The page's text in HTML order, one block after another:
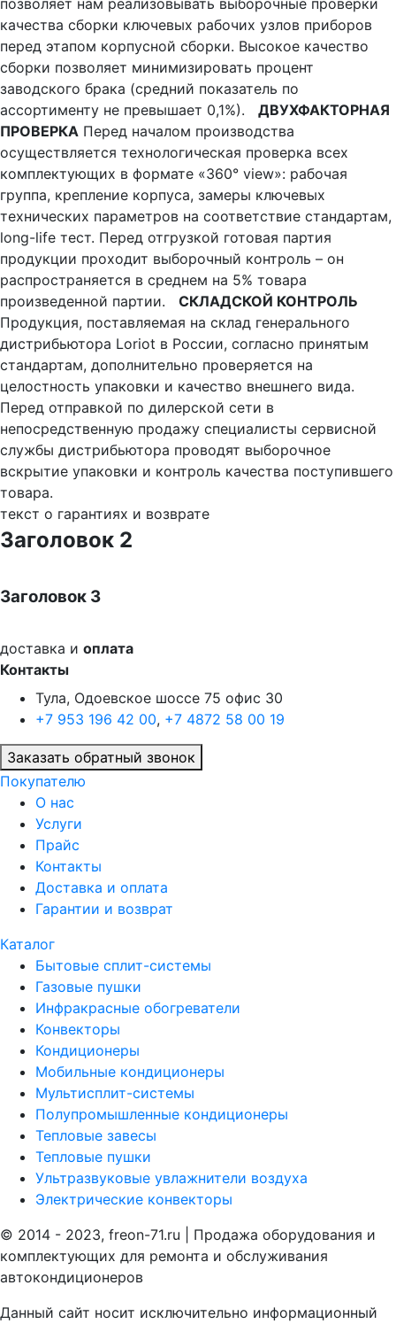
позволяет нам реализовывать выборочные проверки
качества сборки ключевых рабочих узлов приборов
перед этапом корпусной сборки. Высокое качество
сборки позволяет минимизировать процент
заводского брака (средний показатель по
ассортименту не превышает 0,1%). ДВУХФАКТОРНАЯ
ПРОВЕРКА Перед началом производства
осуществляется технологическая проверка всех
комплектующих в формате «360° view»: рабочая
группа, крепление корпуса, замеры ключевых
технических параметров на соответствие стандартам,
long-life тест. Перед отгрузкой готовая партия
продукции проходит выборочный контроль – он
распространяется в среднем на 5% товара
произведенной партии. СКЛАДСКОЙ КОНТРОЛЬ
Продукция, поставляемая на склад генерального
дистрибьютора Loriot в России, согласно принятым
стандартам, дополнительно проверяется на
целостность упаковки и качество внешнего вида.
Перед отправкой по дилерской сети в
непосредственную продажу специалисты сервисной
службы дистрибьютора проводят выборочное
вскрытие упаковки и контроль качества поступившего
товара.
текст о гарантиях и возврате
Заголовок 2
Заголовок 3
доставка и оплата
Контакты
Тула, Одоевское шоссе 75 офис 30
+7 953 196 42 00, +7 4872 58 00 19
Заказать обратный звонок
Покупателю
О нас
Услуги
Прайс
Контакты
Доставка и оплата
Гарантии и возврат
Каталог
Бытовые сплит-системы
Газовые пушки
Инфракрасные обогреватели
Конвекторы
Кондиционеры
Мобильные кондиционеры
Мультисплит-системы
Полупромышленные кондиционеры
Тепловые завесы
Тепловые пушки
Ультразвуковые увлажнители воздуха
Электрические конвекторы
© 2014 - 2023, freon-71.ru | Продажа оборудования и
комплектующих для ремонта и обслуживания
автокондиционеров
Данный сайт носит исключительно информационный